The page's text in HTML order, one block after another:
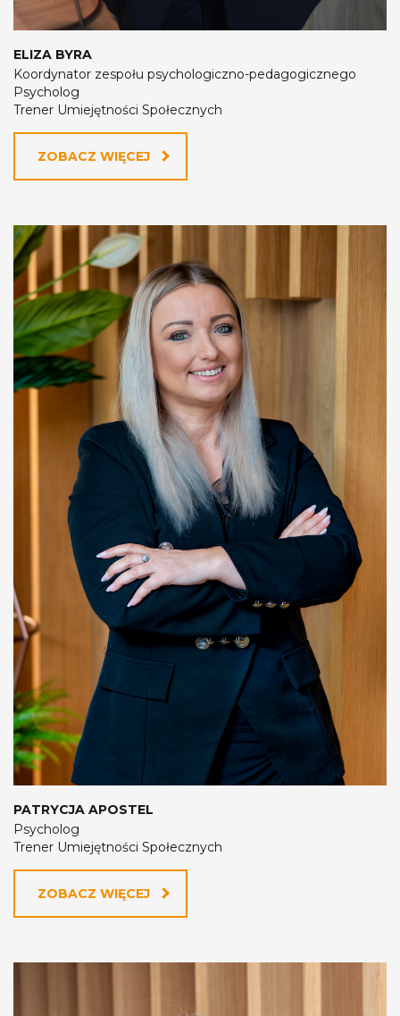
ELIZA BYRA
Koordynator zespołu psychologiczno-pedagogicznego
Psycholog
Trener Umiejętności Społecznych
ZOBACZ WIĘCEJ
PATRYCJA APOSTEL
Psycholog
Trener Umiejętności Społecznych
ZOBACZ WIĘCEJ